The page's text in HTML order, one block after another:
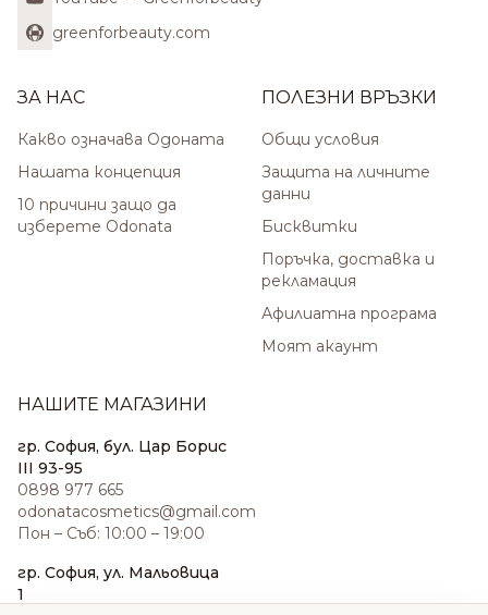
greenforbeauty.com
ЗА НАС
Какво означава Одоната
Нашата концепция
10 причини защо да
изберете Odonata
ПОЛЕЗНИ ВРЪЗКИ
Общи условия
Защита на личните
данни
Бисквитки
Поръчка, доставка и
рекламация
Афилиатна програма
Моят акаунт
НАШИТЕ МАГАЗИНИ
гр. София, бул. Цар Борис
III 93-95
0898 977 665
odonatacosmetics@gmail.com
Пон – Съб: 10:00 – 19:00
гр. София, ул. Мальовица
1